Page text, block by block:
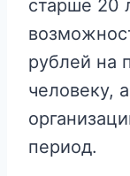
старше 20
рублей на
человеку,
период.